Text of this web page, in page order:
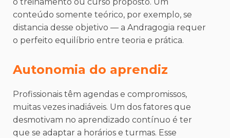
conteúdo somente teórico, por exemplo, se
distancia desse objetivo — a Andragogia requer
o perfeito equilíbrio entre teoria e prática.
Autonomia do aprendiz
Profissionais têm agendas e compromissos,
muitas vezes inadiáveis. Um dos fatores que
desmotivam no aprendizado contínuo é ter
que se adaptar a horários e turmas. Esse